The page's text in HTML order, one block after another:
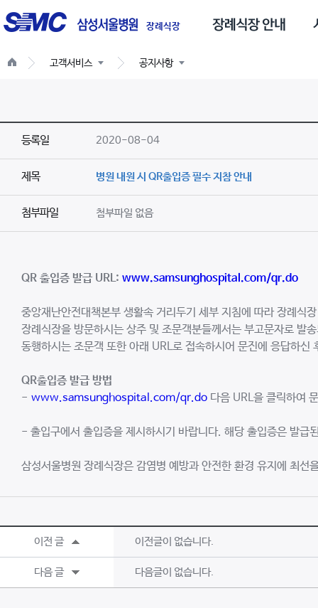
장례식장
글
로
네
이
고객서비스 공지사항
등록일 2020-08-04
제목 병원 내원 시 QR출입증 필수 지참 안내
첨부파일 첨부파일 없음
QR 출입증 발급 URL: www.samsunghospital.com/qr.do
중앙재난안전대책본부 생활속 거리두기 세부 지침에 따라 장례식
장례식장을 방문하시는 상주 및 조문객분들께서는 부고문자로
동행하시는 조문객 또한 아래 URL로 접속하시어 문진에 응답하
QR출입증 발급 방법
- www.samsunghospital.com/qr.do 다음 URL을 클릭하여
- 출입구에서 출입증을 제시하시기 바랍니다. 해당 출입증은 발급
삼성서울병원 장례식장은 감염병 예방과 안전한 환경 유지에 최선
이전 글 이전글이 없습니다.
다음 글 다음글이 없습니다.